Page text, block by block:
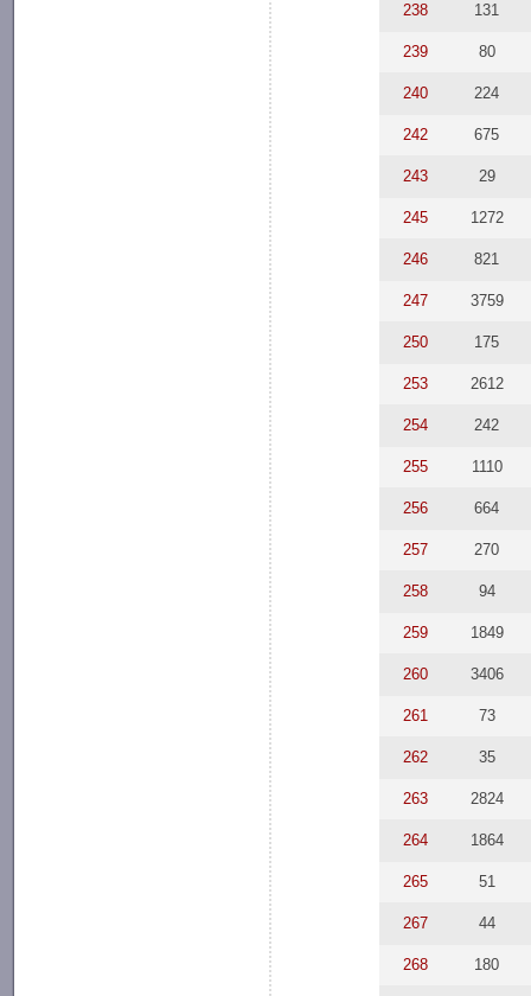
238 131
239 80
240 224
242 675
243 29
245 1272
246 821
247 3759
250 175
253 2612
254 242
255 1110
256 664
257 270
258 94
259 1849
260 3406
261 73
262 35
263 2824
264 1864
265 51
267 44
268 180